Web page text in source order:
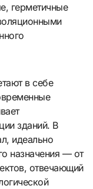
герметичные
в себе
зданий. В
идеально
назначения — от
отвечающий